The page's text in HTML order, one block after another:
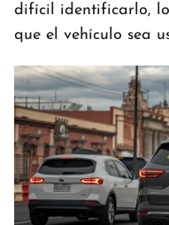
difícil identificarlo,
que el vehículo sea